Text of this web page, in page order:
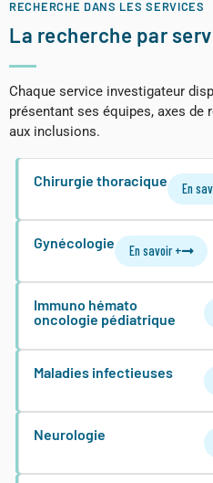
RECHERCHE DANS LES SERVICES
La recherche par
Chaque service investigateur
présentant ses équipes, axes de
aux inclusions.
Chirurgie thoracique En
Gynécologie En savoir +
Immuno hémato
oncologie pédiatrique
Maladies infectieuses
Neurologie